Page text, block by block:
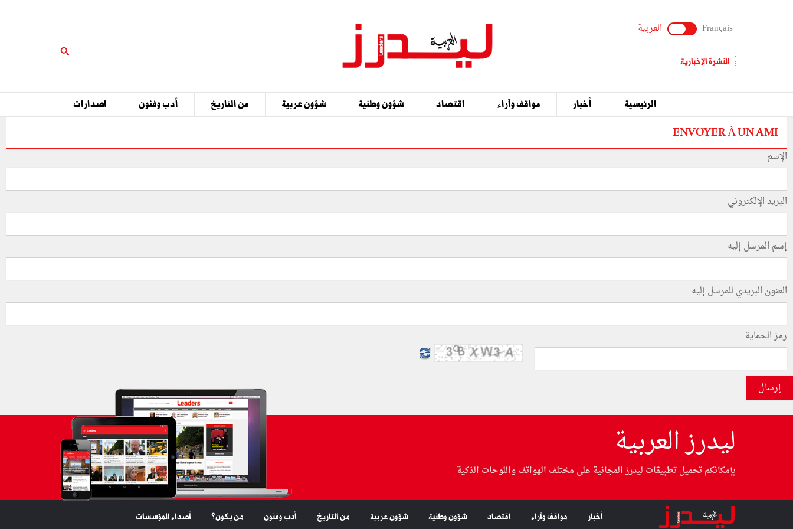
Français العربية
النشرة الإخبارية
الرئيسية أخبار مواقف وآراء اقتصاد شؤون وطنية شؤون عربية من التاريخ أدب وفنون اصدارات
ENVOYER À UN AMI
الإسم
البريد الإلكتروني
إسم المرسل إليه
العنون البريدي للمرسل إليه
رمز الحماية
إرسال
ليدرز العربية
بإمكانكم تحميل تطبيقات ليدرز المجانية على مختلف الهواتف واللوحات الذكية
أخبار مواقف وآراء اقتصاد شؤون وطنية شؤون عربية من التاريخ أدب وفنون من يكون؟ أصداء المؤسسات